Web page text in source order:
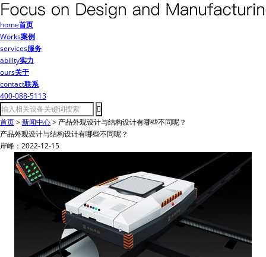
home首页
Works案例
services服务
ability实力
ours关于
contact联系
400-088-5113
首页> 新闻中心> 产品外观设计与结构设计有哪些不同呢？
产品外观设计与结构设计有哪些不同呢？
岸峰：2022-12-15